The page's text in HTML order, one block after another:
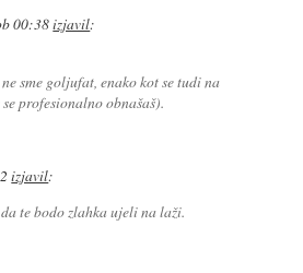
00:38izjavil:
sme goljufat, enako kot se tudi na
profesionalno obnašaš).
izjavil:
te bodo zlahka ujeli na laži.